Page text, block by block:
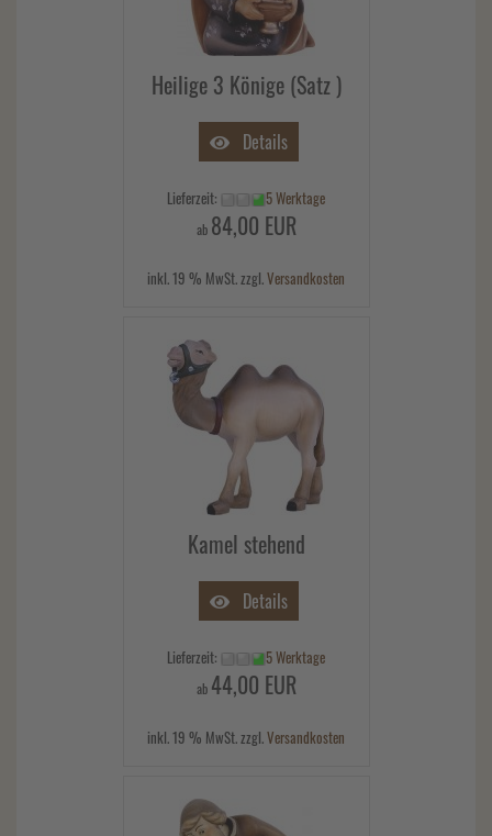
Heilige 3 Könige (Satz )
Details
Lieferzeit: 5 Werktage
ab 84,00 EUR
inkl. 19 % MwSt. zzgl.Versandkosten
Kamel stehend
Details
Lieferzeit: 5 Werktage
ab 44,00 EUR
inkl. 19 % MwSt. zzgl.Versandkosten